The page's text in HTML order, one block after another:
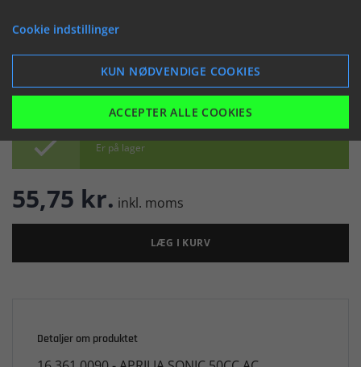
 Er på lager
55,75 kr. inkl. moms
LÆG I KURV
Detaljer om produktet
Cookie indstillinger
KUN NØDVENDIGE COOKIES
ACCEPTER ALLE COOKIES